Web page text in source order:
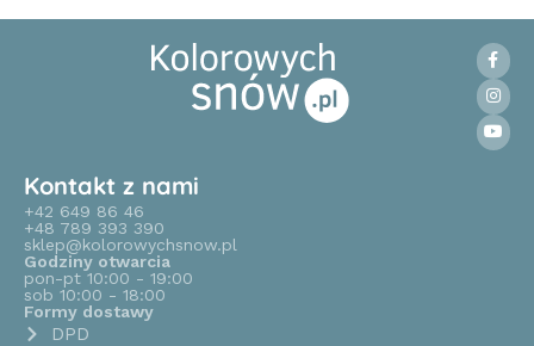
Kontakt z nami
+42 649 86 46
+48 789 393 390
sklep@kolorowychsnow.pl
Godziny otwarcia
pon-pt 10:00 - 19:00
sob 10:00 - 18:00
Formy dostawy
DPD